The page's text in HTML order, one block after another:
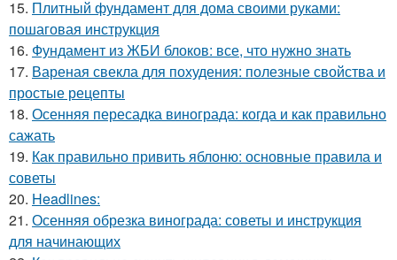
15. Плитный фундамент для дома своими руками:
пошаговая инструкция
16. Фундамент из ЖБИ блоков: все, что нужно знать
17. Вареная свекла для похудения: полезные свойства и
простые рецепты
18. Осенняя пересадка винограда: когда и как правильно
сажать
19. Как правильно привить яблоню: основные правила и
советы
20. Headlines:
21. Осенняя обрезка винограда: советы и инструкция
для начинающих